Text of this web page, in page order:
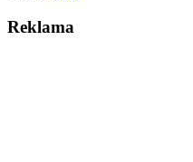
Reklama